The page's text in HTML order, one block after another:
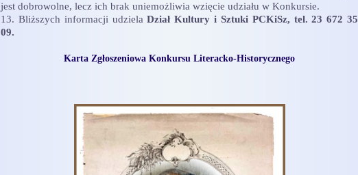
jest dobrowolne, lecz ich brak uniemożliwia wzięcie udziału w Konkursie.
13. Bliższych informacji udzielaDział Kultury i Sztuki PCKiSz, tel. 23 672 35
09.
Karta Zgłoszeniowa Konkursu Literacko-Historycznego